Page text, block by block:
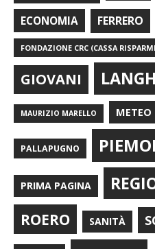
ECONOMIA FERRERO
FONDAZIONE CRC (CASSA
GIOVANI
MAURIZIO MARELLO METEO
PALLAPUGNO
PRIMA PAGINA
ROERO SANITÀ